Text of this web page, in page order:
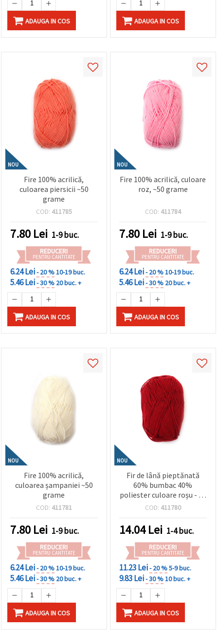
ADAUGA IN COS ADAUGA IN COS
NOU
Fire 100% acrilică,
culoarea piersicii ~50
grame
COD: 411785
7.80 Lei 1-9 buc.
REDUCERI
PENTRU CANTITATE
6.24 Lei- 20 %10-19 buc.
5.46 Lei- 30 % 20 buc. +
ADAUGA IN COS
NOU
Fire 100% acrilică, culoare
roz, ~50 grame
COD: 411784
7.80 Lei 1-9 buc.
REDUCERI
PENTRU CANTITATE
6.24 Lei- 20 %10-19 buc.
5.46 Lei- 30 % 20 buc. +
ADAUGA IN COS
NOU
Fire 100% acrilică,
culoarea șampaniei ~50
grame
COD: 411781
7.80 Lei 1-9 buc.
REDUCERI
PENTRU CANTITATE
6.24 Lei- 20 %10-19 buc.
5.46 Lei- 30 % 20 buc. +
ADAUGA IN COS
NOU
Fir de lână pieptănată
60% bumbac 40%
poliester culoare roșu - 50
grame
COD: 411780
14.04Lei 1-4 buc.
REDUCERI
PENTRU CANTITATE
11.23 Lei- 20 %5-9 buc.
9.83 Lei- 30 %10 buc. +
ADAUGA IN COS